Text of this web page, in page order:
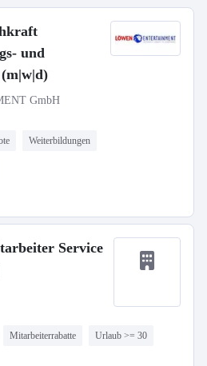
und
GmbH
Weiterbildungen
Service
Mitarbeiterrabatte Urlaub >= 30